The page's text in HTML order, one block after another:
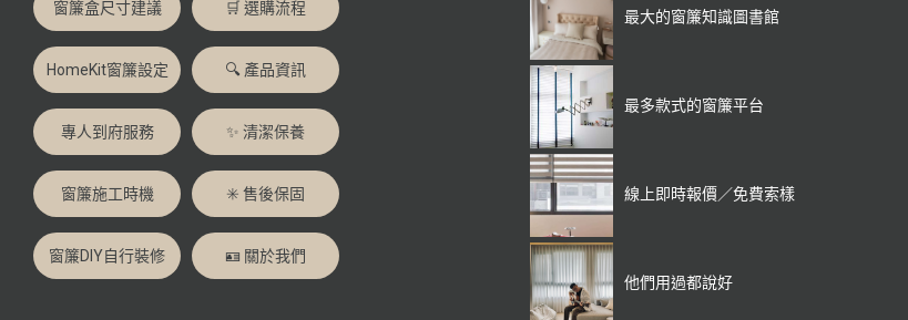
窗簾盒尺寸建議 🛒 選購流程
HomeKit窗簾設定 🔍 產品資訊
專人到府服務 ✨ 清潔保養
窗簾施工時機 ✳️ 售後保固
窗簾DIY自行裝修 🪪 關於我們
最大的窗簾知識圖書館
最多款式的窗簾平台
線上即時報價／免費索樣
他們用過都說好